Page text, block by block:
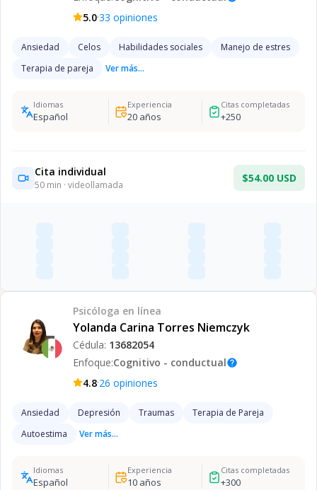
5.0·33 opiniones
Ansiedad Celos Habilidades sociales
Manejo de estres
Terapia de pareja
Ver más...
Idiomas
Español
Experiencia
20años
Citas completadas
+250
Cita individual
50 min · videollamada
$54.00 USD
Psicóloga en línea
Yolanda Carina Torres Niemczyk
Cédula: 13682054
Enfoque:Cognitivo - conductualhelp
4.8·26 opiniones
Ansiedad Depresión Traumas
Terapia de Pareja
Autoestima
Ver más...
Idiomas
Español
Experiencia
10años
Citas completadas
+300